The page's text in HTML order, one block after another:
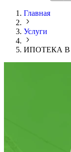
Главная
Услуги
ИПОТЕКА В